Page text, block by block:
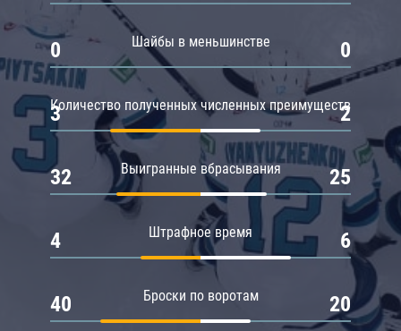
Шайбы в меньшинстве
0 0
Количество полученных численных преимуществ
3 2
Выигранные вбрасывания
32 25
Штрафное время
4 6
Броски по воротам
40 20